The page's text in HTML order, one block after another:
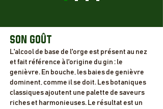
SON GOÛT
L'alcool de base de l'orge est présent au nez
et fait référence à l'origine du gin : le
genièvre. En bouche, les baies de genièvre
dominent, comme il se doit. Les botaniques
classiques ajoutent une palette de saveurs
riches et harmonieuses. Le résultat est un